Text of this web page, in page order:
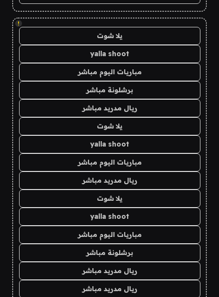
!
يلا شوت
yalla shoot
مباريات اليوم مباشر
برشلونة مباشر
ريال مدريد مباشر
يلا شوت
yalla shoot
مباريات اليوم مباشر
ريال مدريد مباشر
يلا شوت
yalla shoot
مباريات اليوم مباشر
برشلونة مباشر
ريال مدريد مباشر
ريال مدريد مباشر